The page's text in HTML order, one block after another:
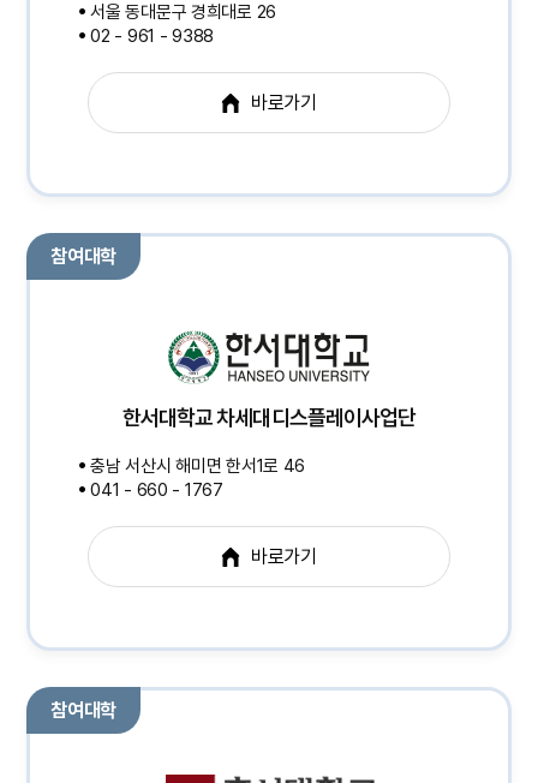
서울 동대문구 경희대로 26
02 - 961 - 9388
바로가기
참여대학
한서대학교 차세대디스플레이사업단
충남 서산시 해미면 한서1로 46
041 - 660 - 1767
바로가기
참여대학